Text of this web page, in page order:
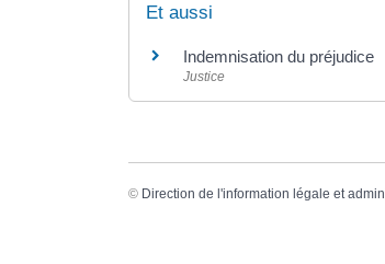
Et aussi
Indemnisation du préjudice
Justice
© Direction de l'information légale et